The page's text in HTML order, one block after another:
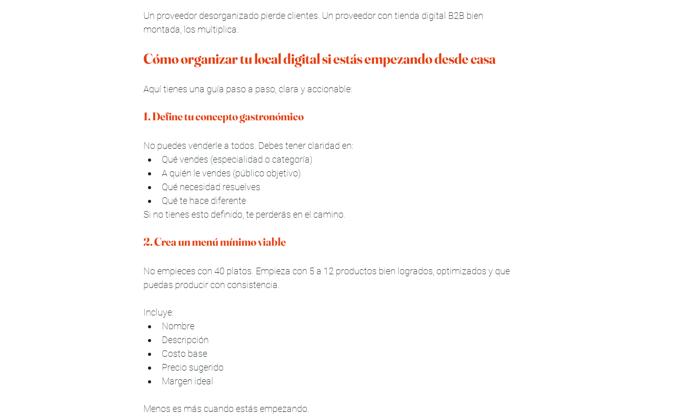
Un proveedor desorganizado pierde clientes. Un proveedor con tienda digital B2B bien
montada, los multiplica.
Cómo organizar tu local digital si estás empezando desde casa
Aquí tienes una guía paso a paso, clara y accionable:
1. Define tu concepto gastronómico
No puedes venderle a todos. Debes tener claridad en:
Qué vendes (especialidad o categoría)
A quién le vendes (público objetivo)
Qué necesidad resuelves
Qué te hace diferente
Si no tienes esto definido, te perderás en el camino.
2. Crea un menú mínimo viable
No empieces con 40 platos. Empieza con 5 a 12 productos bien logrados, optimizados y que
puedas producir con consistencia.
Incluye:
Nombre
Descripción
Costo base
Precio sugerido
Margen ideal
Menos es más cuando estás empezando.